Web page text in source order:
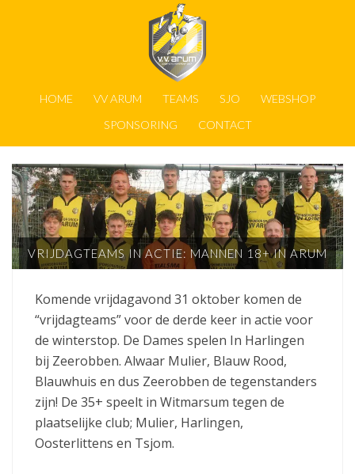
HOME VV ARUM TEAMS SJO
WEBSHOP
SPONSORING
CONTACT
VRIJDAGTEAMS IN ACTIE: MANNEN 18+ IN ARUM
Komende vrijdagavond 31 oktober komen de
“vrijdagteams” voor de derde keer in actie voor
de winterstop. De Dames spelen In Harlingen
bij Zeerobben. Alwaar Mulier, Blauw Rood,
Blauwhuis en dus Zeerobben de tegenstanders
zijn! De 35+ speelt in Witmarsum tegen de
plaatselijke club; Mulier, Harlingen,
Oosterlittens en Tsjom.